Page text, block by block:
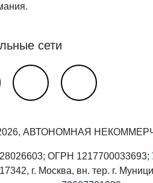
сети
АВТОНОМНАЯ
ОГРН 1217700033693;
г. Москва, вн. тер. г.